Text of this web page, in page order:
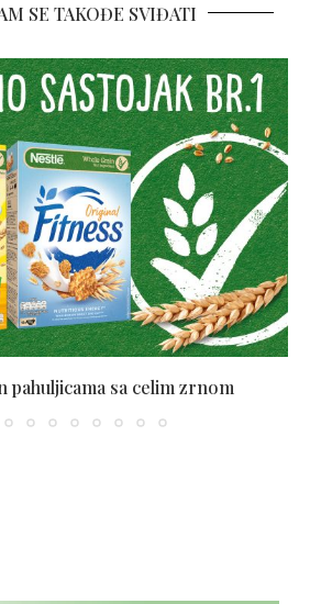
SE TAKOĐE SVIĐATI
pahuljicama sa celim zrnom